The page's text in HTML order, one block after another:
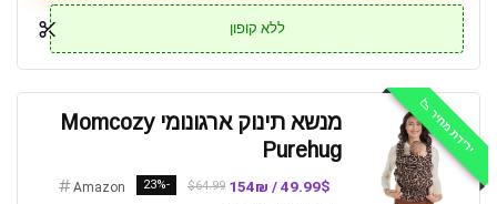
ללא קופון
ירידת מחיר 📉
מנשא תינוק ארגונומי Momcozy
Purehug
49.99$ / 154₪
$64.99
-23%
Amazon